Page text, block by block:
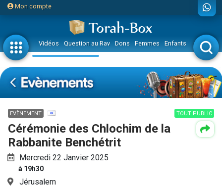
Mon compte
Vidéos Question au Rav Dons Femmes Enfants Etude sur
EVÈNEMENT TOUT PUBLIC
Cérémonie des Chlochim de la
Rabbanite Benchétrit
Mercredi 22 Janvier 2025
à 19h30
Jérusalem